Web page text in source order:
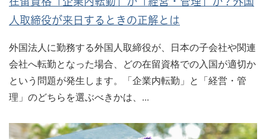
人取締役が来日するときの正解とは
外国法人に勤務する外国人取締役が、日本の子会社や関連
会社へ転勤となった場合、どの在留資格での入国が適切か
という問題が発生します。「企業内転勤」と「経営・管
理」のどちらを選ぶべきかは、...